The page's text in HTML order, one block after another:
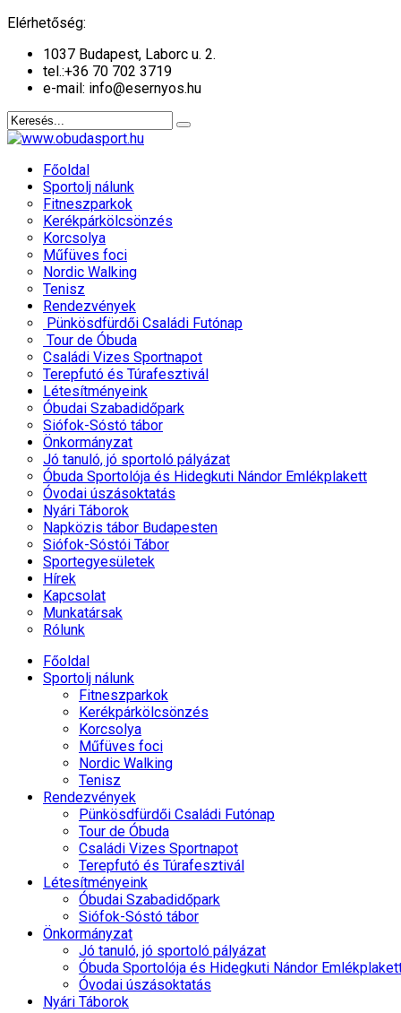
Elérhetőség:
1037 Budapest, Laborc u. 2.
tel.:+36 70 702 3719
e-mail: info@esernyos.hu
Főoldal
Sportolj nálunk
Fitneszparkok
Kerékpárkölcsönzés
Korcsolya
Műfüves foci
Nordic Walking
Tenisz
Rendezvények
Pünkösdfürdői Családi Futónap
Tour de Óbuda
Családi Vizes Sportnapot
Terepfutó és Túrafesztivál
Létesítményeink
Óbudai Szabadidőpark
Siófok-Sóstó tábor
Önkormányzat
Jó tanuló, jó sportoló pályázat
Óbuda Sportolója és Hidegkuti Nándor Emlékplakett
Óvodai úszásoktatás
Nyári Táborok
Napközis tábor Budapesten
Siófok-Sóstói Tábor
Sportegyesületek
Hírek
Kapcsolat
Munkatársak
Rólunk
Főoldal
Sportolj nálunk
Fitneszparkok
Kerékpárkölcsönzés
Korcsolya
Műfüves foci
Nordic Walking
Tenisz
Rendezvények
Pünkösdfürdői Családi Futónap
Tour de Óbuda
Családi Vizes Sportnapot
Terepfutó és Túrafesztivál
Létesítményeink
Óbudai Szabadidőpark
Siófok-Sóstó tábor
Önkormányzat
Jó tanuló, jó sportoló pályázat
Óbuda Sportolója és Hidegkuti Nándor
Óvodai úszásoktatás
Nyári Táborok
év
hónap
év
hónap